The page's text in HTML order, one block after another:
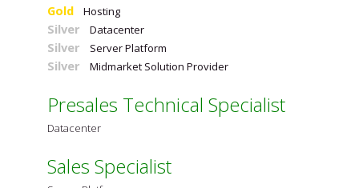
Gold Hosting
Silver Datacenter
Silver Server Platform
Silver Midmarket Solution Provider
Presales Technical Specialist
Datacenter
Sales Specialist